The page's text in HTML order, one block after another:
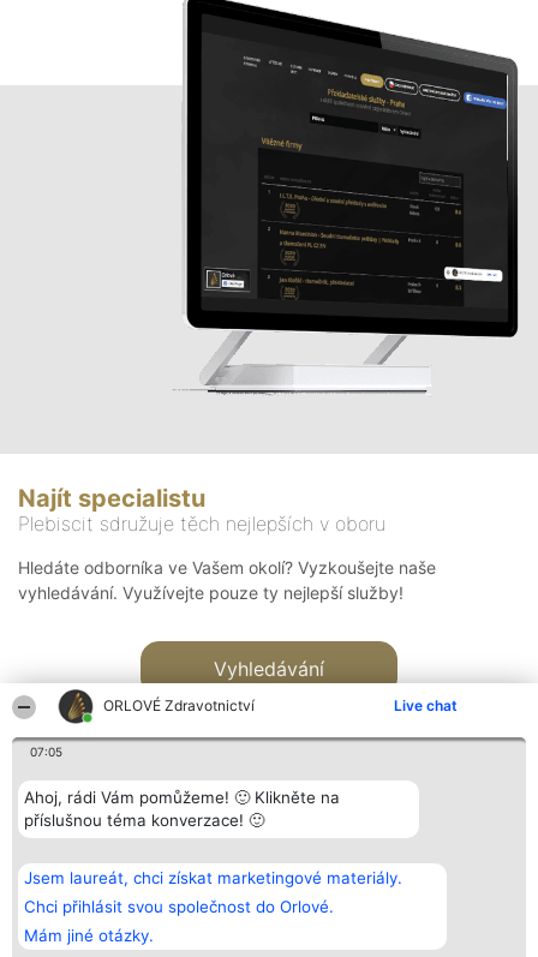
ORLOVÉ Zdravotnictví Live chat
07:05
Ahoj, rádi Vám pomůžeme! 🙂 Klikněte na
příslušnou téma konverzace! 🙂
Jsem laureát, chci získat marketingové materiály.
Chci přihlásit svou společnost do Orlové.
Mám jiné otázky.
Najít specialistu
Plebiscit sdružuje těch nejlepších v oboru
Hledáte odborníka ve Vašem okolí? Vyzkoušejte naše
vyhledávání. Využívejte pouze ty nejlepší služby!
Vyhledávání
Bright Side Solutions sp. z o.
o. sp. k.
ul. Ruska 22
Wrocław 50-079
KRS 0000749100 | Regon
381313360 | NIP 8943132676
Vítězové
Seznam všech
laureátů
Zásady
Zásady
Kontakt